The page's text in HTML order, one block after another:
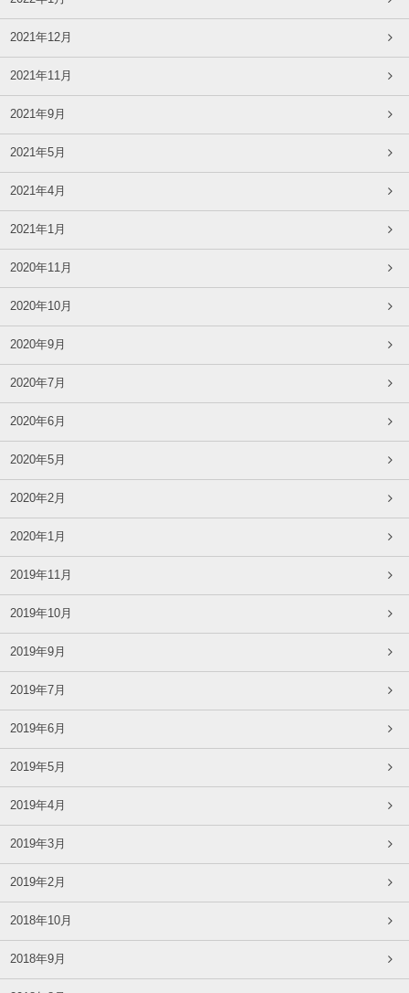
2021年12月
2021年11月
2021年9月
2021年5月
2021年4月
2021年1月
2020年11月
2020年10月
2020年9月
2020年7月
2020年6月
2020年5月
2020年2月
2020年1月
2019年11月
2019年10月
2019年9月
2019年7月
2019年6月
2019年5月
2019年4月
2019年3月
2019年2月
2018年10月
2018年9月